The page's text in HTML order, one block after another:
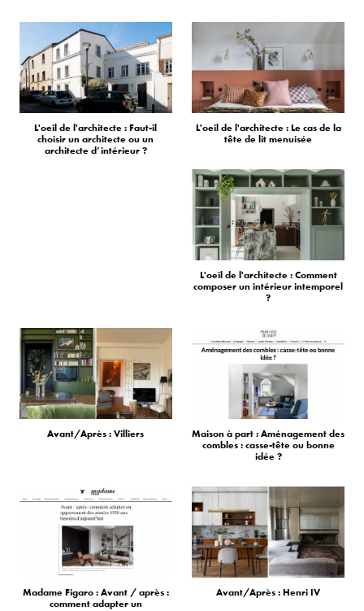
L'oeil de l'architecte : Faut-il
choisir un architecte ou un
architecte d’intérieur ?
L'oeil de l'architecte : Le cas de la
tête de lit menuisée
L'oeil de l'architecte : Comment
composer un intérieur intemporel
?
Avant/Après : Villiers
Maison à part : Aménagement des
combles : casse-tête ou bonne
idée ?
Madame Figaro : Avant / après :
comment adapter un
Avant/Après : Henri IV